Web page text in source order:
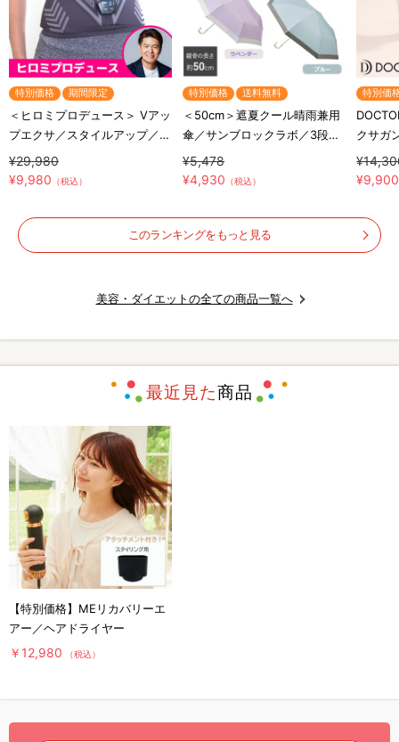
特別価格 期間限定
＜ヒロミプロデュース＞ Vアッ
プエクサ／スタイルアップ／お
腹EMS
¥29,980
¥9,980 （税込）
特別価格 送料無料
＜50cm＞遮夏クール晴雨兼用
傘／サンブロックラボ／3段コ
ンパクト
¥5,478
¥4,930 （税込）
特別価
クサガ
ポート
¥9,900
このランキングをもっと見る
美容・ダイエットの全ての商品一覧へ
最近見た商品
【特別価格】MEリカバリーエ
アー／ヘアドライヤー
￥12,980 （税込）